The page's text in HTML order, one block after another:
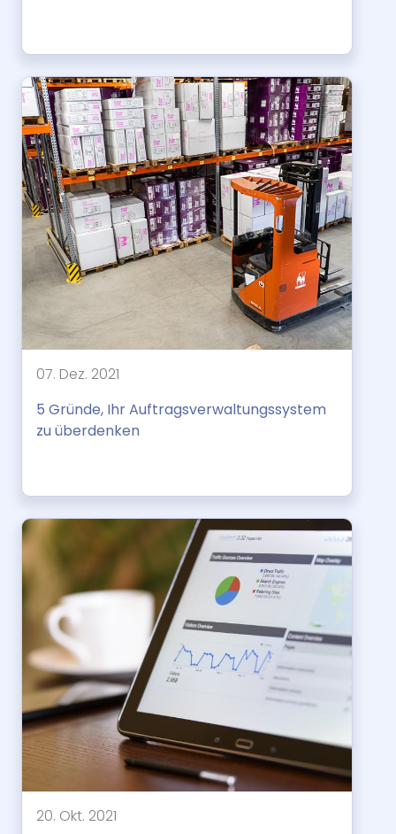
07. Dez. 2021
5 Gründe, Ihr Auftragsverwaltungssystem
zu überdenken
20. Okt. 2021